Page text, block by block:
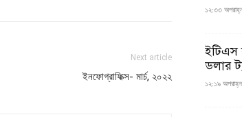
Next article
ইনফোগ্রাফিক্স- মার্চ, ২০২২
১২:৩৩
ইটিএস
ডলার
১২:১৯